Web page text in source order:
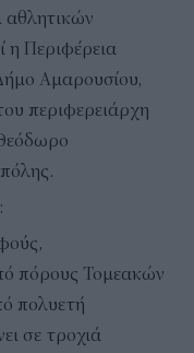
αθλητικών
η Περιφέρεια
Αμαρουσίου,
περιφερειάρχη
πόρους Τομεακών
πολυετή
σε τροχιά